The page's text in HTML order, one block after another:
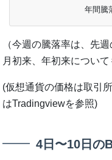
年間騰
（今週の騰落率は、先
月初来、年初来につい
(仮想通貨の価格は取引
はTradingviewを参照)
4日〜10日の